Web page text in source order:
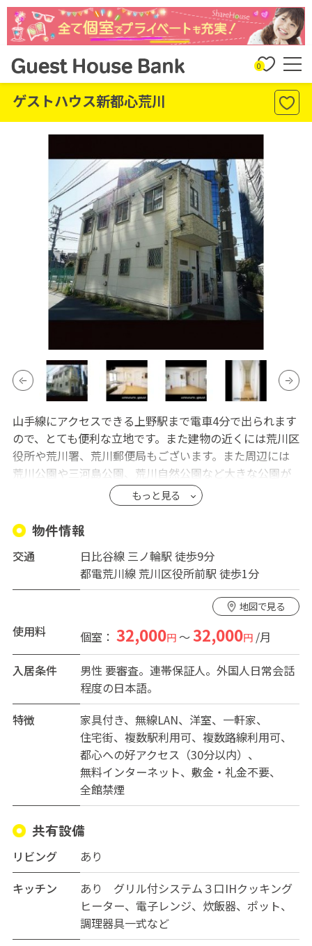
0
ゲストハウス新都心荒川
山手線にアクセスできる上野駅まで電車4分で出られます
ので、とても便利な立地です。また建物の近くには荒川区
役所や荒川署、荒川郵便局もございます。また周辺には
荒川公園や三河島公園、荒川自然公園など大きな公園が
多数ありますので、週末はゆっくり外でリフレッシュし
たい！という方にもオススメです。
共用スペースは週1回定期清掃に入っていますので常に清
潔感を保っています。また道路計画地域にあたるため、
リーズナブルなお値段で皆さまにご提供しております。
※共用スペースはシステムキッチンがあり、自炊も
※全室テンキーロックを使用しており、セキュリテ
ィ面も安心です。
※ゲストハウス内は全面禁煙となっております。
※個室内の「テレビ・ミニ冷蔵庫」は、ご希望者へ
レンタル可能です（有料：レンタル料1100円/月）。
【初期費用】契約時にクリーニング代12,100円 2名入居
もっと見る
物件情報
交通
日比谷線 三ノ輪駅 徒歩9分
都電荒川線 荒川区役所前駅 徒歩1分
地図で見る
使用料 個室： 32,000円～32,000円/月
入居条件
男性 要審査。連帯保証人。外国人日常会話
程度の日本語。
特徴
家具付き 無線LAN 洋室
一軒家
住宅街
複数駅利用可
複数路線利用可
都心への好アクセス（30分以内）
無料インターネット
敷金・礼金不要
全館禁煙
共有設備
リビング
あり
キッチン
あり グリル付システム３口IHクッキング
ヒーター、電子レンジ、炊飯器、ポット、
調理器具一式など